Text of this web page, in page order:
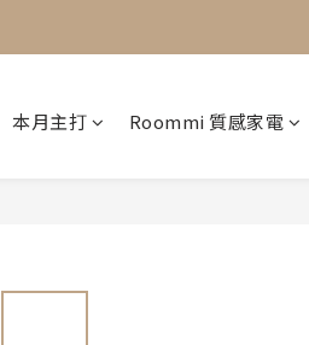
本月主打 Roommi 質感家電